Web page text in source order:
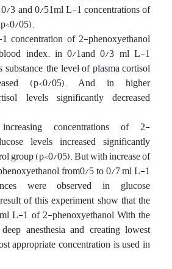
3 and 0/51ml L-1 concentrations of
05).
of 2-phenoxyethanol
index. in 0/1and 0/3 ml L-1
the level of plasma cortisol
(p<0/05). And in higher
levels significantly decreased
concentrations of 2-
levels increased significantly
group (p<0/05). But with increase of
from0/5 to 0/7 ml L-1
were observed in glucose
of this experiment show that the
L-1 of 2-phenoxyethanol With the
anesthesia and creating lowest
appropriate concentration is used in